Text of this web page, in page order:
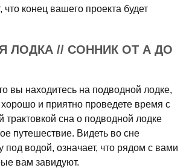
что конец вашего проекта будет
ЛОДКА // СОННИК ОТ А ДО
вы находитесь на подводной лодке,
хорошо и приятно проведете время с
трактовкой сна о подводной лодке
путешествие. Видеть во сне
под водой, означает, что рядом с вами
вам завидуют.